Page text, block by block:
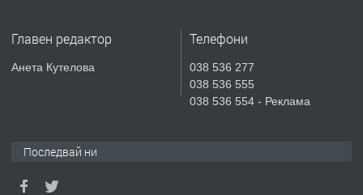
№4119 Едностаен обзаведен
Главен редактор
Анета Кутелова
Телефони
038 536 277
038 536 555
038 536 554 - Реклама
Последвай ни